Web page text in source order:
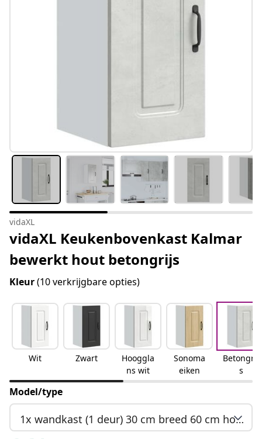
vidaXL
vidaXL Keukenbovenkast Kalmar
bewerkt hout betongrijs
Kleur(10 verkrijgbare opties)
Wit Zwart
Hooggla
ns wit
Sonoma
eiken
Betongrij
s
Model/type
1x wandkast (1 deur) 30 cm breed 60 cm hoog